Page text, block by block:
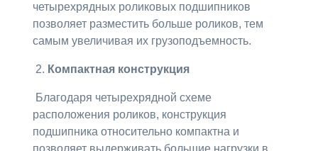
четырехрядных роликовых подшипников
позволяет разместить больше роликов, тем
самым увеличивая их грузоподъемность.
2. Компактная конструкция
Благодаря четырехрядной схеме
расположения роликов, конструкция
подшипника относительно компактна и
позволяет выдерживать большие нагрузки в